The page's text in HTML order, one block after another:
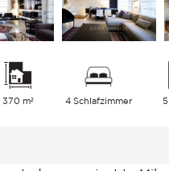
370 m² 4 Schlafzimmer